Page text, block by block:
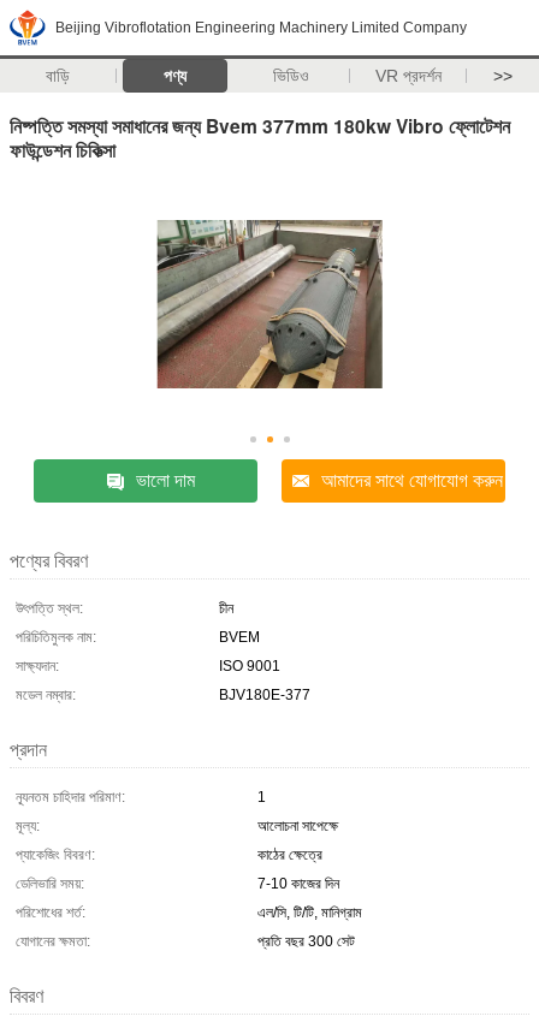
Beijing Vibroflotation Engineering Machinery Limited Company
বাড়ি পণ্য ভিডিও VR প্রদর্শন >>
নিষ্পত্তি সমস্যা সমাধানের জন্য Bvem 377mm 180kw Vibro ফ্লোটেশন
ফাউন্ডেশন চিকিত্সা
ভালো দাম আমাদের সাথে যোগাযোগ করুন
পণ্যের বিবরণ
উৎপত্তি স্থল:
চীন
পরিচিতিমুলক নাম:
BVEM
সাক্ষ্যদান:
ISO 9001
মডেল নম্বার:
BJV180E-377
প্রদান
ন্যূনতম চাহিদার পরিমাণ:
1
মূল্য:
আলোচনা সাপেক্ষে
প্যাকেজিং বিবরণ:
কাঠের ক্ষেত্রে
ডেলিভারি সময়:
7-10 কাজের দিন
পরিশোধের শর্ত:
এল/সি, টি/টি, মানিগ্রাম
যোগানের ক্ষমতা:
প্রতি বছর 300 সেট
বিবরণ